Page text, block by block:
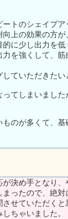
トのシェイプ
上の効果の方
に少し出力を
を強くして、
ていただきた
てしまいまし
のが多くて、
決め手となり
ったので、絶
せていただく
ちゃいました。